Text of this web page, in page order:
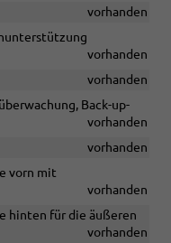
vorhanden
vorhanden
vorhanden
Back-up-
vorhanden
vorhanden
vorn mit
vorhanden
hinten für die äußeren
vorhanden